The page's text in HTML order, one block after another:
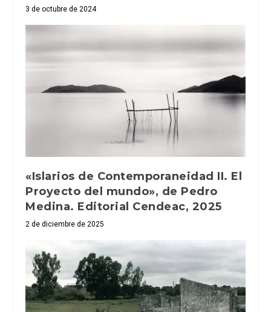
3 de octubre de 2024
«Islarios de Contemporaneidad II. El
Proyecto del mundo», de Pedro
Medina. Editorial Cendeac, 2025
2 de diciembre de 2025